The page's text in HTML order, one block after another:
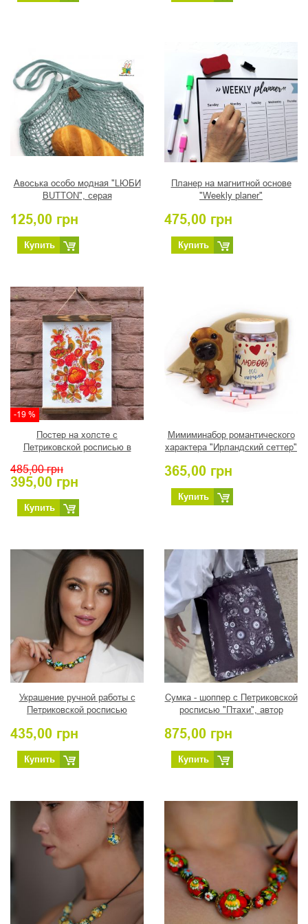
Авоська особо модная "LЮБИ
BUTTON", серая
125,00 грн
Купить
Планер на магнитной основе
"Weekly planer"
475,00 грн
Купить
-19 %
Постер на холсте с
Петриковской росписью в
Турчин Н.И.
485,00 грн
395,00 грн
Купить
Мимиминабор романтического
характера "Ирландский сеттер"
365,00 грн
Купить
Украшение ручной работы с
Петриковской росписью
435,00 грн
Купить
Сумка - шоппер с Петриковской
росписью "Птахи", автор
875,00 грн
Купить